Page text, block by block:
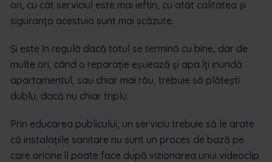
ori, cu cât serviciul este mai ieftin, cu atât calitatea și
siguranța acestuia sunt mai scăzute.
Și este în regulă dacă totul se termină cu bine, dar de
multe ori, când o reparație eșuează și apa îți inundă
apartamentul, sau chiar mai rău, trebuie să plătești
dublu, dacă nu chiar triplu.
Prin educarea publicului, un serviciu trebuie să le arate
că instalațiile sanitare nu sunt un proces de bază pe
care oricine îl poate face după vizionarea unui videoclip